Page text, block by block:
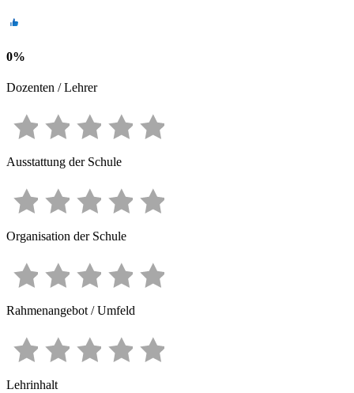
0%
Dozenten / Lehrer
Ausstattung der Schule
Organisation der Schule
Rahmenangebot / Umfeld
Lehrinhalt